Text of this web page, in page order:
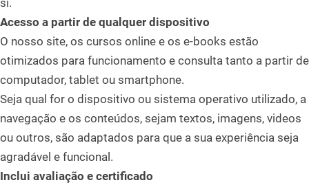
Acesso a partir de qualquer dispositivo
O nosso site, os cursos online e os e-books estão
otimizados para funcionamento e consulta tanto a partir de
computador, tablet ou smartphone.
Seja qual for o dispositivo ou sistema operativo utilizado, a
navegação e os conteúdos, sejam textos, imagens, videos
ou outros, são adaptados para que a sua experiência seja
agradável e funcional.
Inclui avaliação e certificado